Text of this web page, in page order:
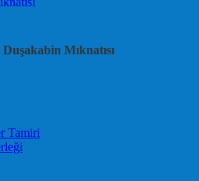
Mıknatısı
Tamiri